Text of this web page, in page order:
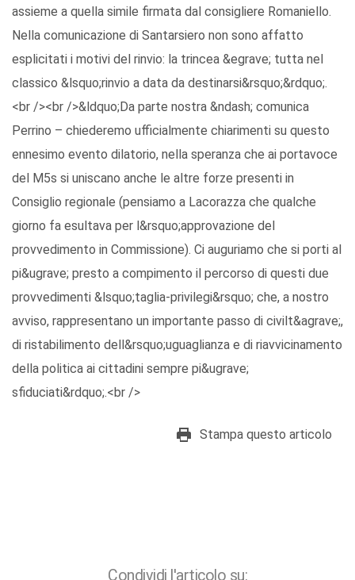
assieme a quella simile firmata dal consigliere Romaniello.
Nella comunicazione di Santarsiero non sono affatto
esplicitati i motivi del rinvio: la trincea &egrave; tutta nel
classico &lsquo;rinvio a data da destinarsi&rsquo;&rdquo;.
<br /><br />&ldquo;Da parte nostra &ndash; comunica
Perrino – chiederemo ufficialmente chiarimenti su questo
ennesimo evento dilatorio, nella speranza che ai portavoce
del M5s si uniscano anche le altre forze presenti in
Consiglio regionale (pensiamo a Lacorazza che qualche
giorno fa esultava per l&rsquo;approvazione del
provvedimento in Commissione). Ci auguriamo che si porti al
pi&ugrave; presto a compimento il percorso di questi due
provvedimenti &lsquo;taglia-privilegi&rsquo; che, a nostro
avviso, rappresentano un importante passo di civilt&agrave;,
di ristabilimento dell&rsquo;uguaglianza e di riavvicinamento
della politica ai cittadini sempre pi&ugrave;
sfiduciati&rdquo;.<br />
Stampa questo articolo
Condividi l'articolo su: